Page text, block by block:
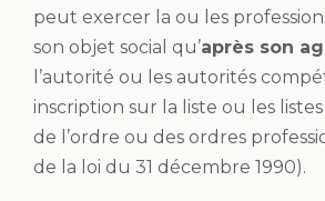
peut exercer la ou les
son objet social qu’après son
l’autorité ou les autorités
inscription sur la liste ou les
de l’ordre ou des ordres
de la loi du 31 décembre 1990).